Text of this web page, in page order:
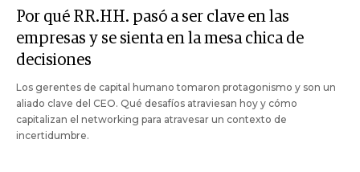
Por qué RR.HH. pasó a ser clave en las
empresas y se sienta en la mesa chica de
decisiones
Los gerentes de capital humano tomaron protagonismo y son un
aliado clave del CEO. Qué desafíos atraviesan hoy y cómo
capitalizan el networking para atravesar un contexto de
incertidumbre.